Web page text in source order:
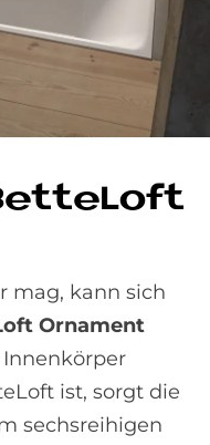
mag, kann sich
Ornament
ist, sorgt die
sechsreihigen